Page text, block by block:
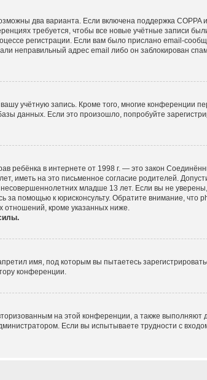
два варианта. Если включена поддержка COPPA
требуется, чтобы все новые учётные записи
регистрации. Если вам было прислано email-
неправильный адрес email либо он заблокирован
учётную запись. Кроме того, многие конференции
данных. Если это произошло, попробуйте
ребёнка в интернете от 1998 г. — это закон
иметь на это письменное согласие родителей.
младше 13 лет. Если вы не уверены,
помощью к юрисконсульту. Обратите внимание, что
отношений, кроме указанных ниже.
имя, под которым вы пытаетесь
конференции.
на этой конференции, а также выполняют
Если вы испытываете трудности с